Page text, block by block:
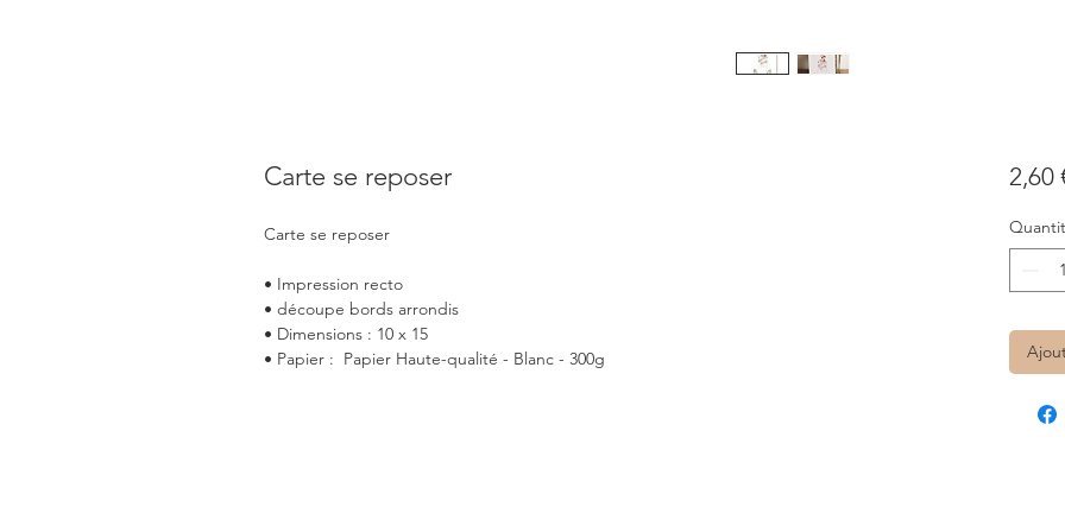
Carte se reposer
Carte se reposer
• Impression recto
• découpe bords arrondis
• Dimensions : 10 x 15
• Papier : Papier Haute-qualité - Blanc - 300g
2,60